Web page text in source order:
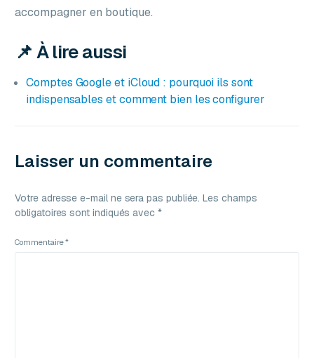
accompagner en boutique.
📌 À lire aussi
Comptes Google et iCloud : pourquoi ils sont
indispensables et comment bien les configurer
Laisser un commentaire
Votre adresse e-mail ne sera pas publiée. Les champs
obligatoires sont indiqués avec *
Commentaire*